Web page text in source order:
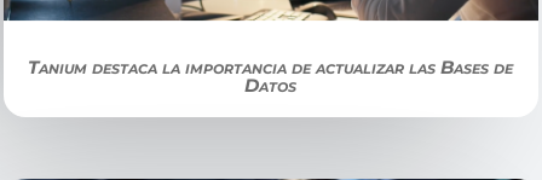
Tanium destaca la importancia de actualizar las Bases de
Datos